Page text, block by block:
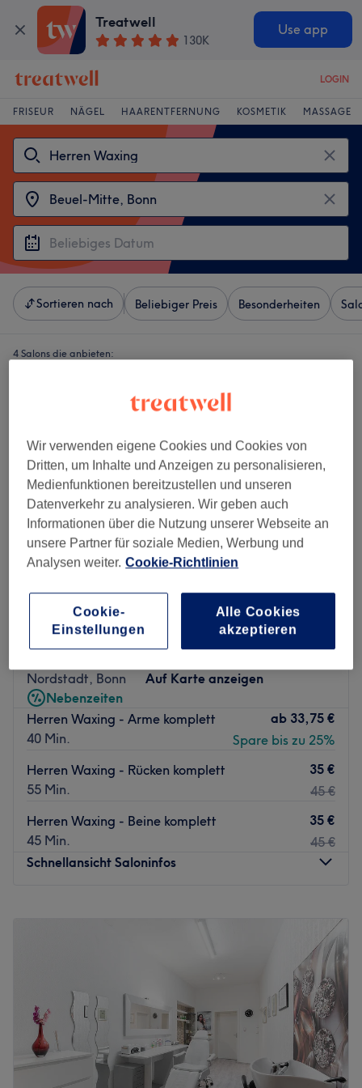
Treatwell
130K
Use app
LOGIN
FRISEUR NÄGEL HAARENTFERNUNG KOSMETIK MASSAGE
Sortieren nach Beliebiger Preis Besonderheiten
4 Salons die anbieten:
Akupressur & Reflexzonen Massagen Tran
Quoc Sung
Nordstadt, Bonn
Auf Karte anzeigen
Nebenzeiten
Herren Waxing - Arme komplett
40 Min.
ab 33,75 €
Spare bis zu 25%
Herren Waxing - Rücken komplett
55 Min.
35 €
45 €
Herren Waxing - Beine komplett
45 Min.
35 €
45 €
Schnellansicht Saloninfos
Geschlossen
Geschlossen
Geschlossen
Samstag
Geschlossen
Sonntag
Geschlossen
Du hattest einen stressigen Tag und sehnst dich nach
innerer Ausgeglichenheit? Dann statte dem Studio
Wir verwenden eigene Cookies und Cookies von
Dritten, um Inhalte und Anzeigen zu personalisieren,
Medienfunktionen bereitzustellen und unseren
Datenverkehr zu analysieren. Wir geben auch
Informationen über die Nutzung unserer Webseite an
unsere Partner für soziale Medien, Werbung und
Analysen weiter. Cookie-Richtlinien
Cookie-
Einstellungen
Alle Cookies
akzeptieren